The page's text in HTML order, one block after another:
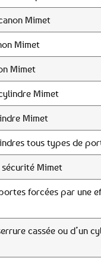
Mimet
Mimet
Mimet
Mimet
Mimet
tous types de
sécurité Mimet
forcées par une
cassée ou d’un